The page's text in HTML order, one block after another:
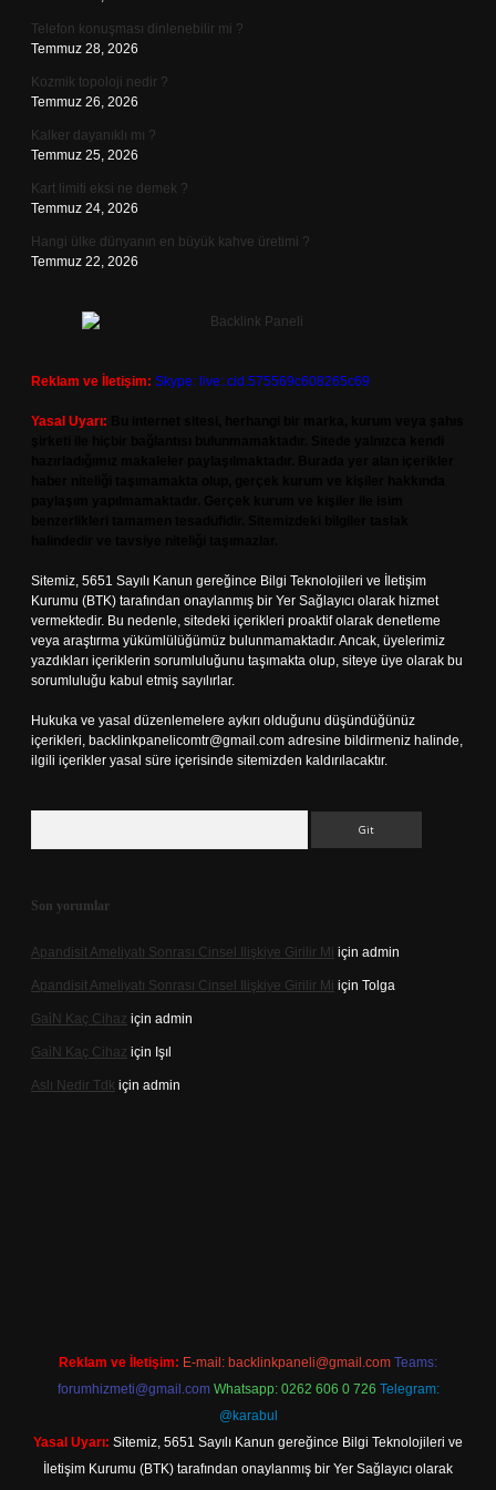
Telefon konuşması dinlenebilir mi ?
Temmuz 28, 2026
Kozmik topoloji nedir ?
Temmuz 26, 2026
Kalker dayanıklı mı ?
Temmuz 25, 2026
Kart limiti eksi ne demek ?
Temmuz 24, 2026
Hangi ülke dünyanın en büyük kahve üretimi ?
Temmuz 22, 2026
Reklam ve İletişim: Skype: live:.cid.575569c608265c69
Yasal Uyarı:
Sitemiz, 5651 Sayılı Kanun gereğince Bilgi Teknolojileri ve İletişim
Kurumu (BTK) tarafından onaylanmış bir Yer Sağlayıcı olarak hizmet
vermektedir. Bu nedenle, sitedeki içerikleri proaktif olarak denetleme
veya araştırma yükümlülüğümüz bulunmamaktadır. Ancak, üyelerimiz
yazdıkları içeriklerin sorumluluğunu taşımakta olup, siteye üye olarak bu
sorumluluğu kabul etmiş sayılırlar.
Hukuka ve yasal düzenlemelere aykırı olduğunu düşündüğünüz
içerikleri, backlinkpanelicomtr@gmail.com adresine bildirmeniz halinde,
ilgili içerikler yasal süre içerisinde sitemizden kaldırılacaktır.
Son yorumlar
Apandisit Ameliyatı Sonrası Cinsel Ilişkiye Girilir Mi için admin
Apandisit Ameliyatı Sonrası Cinsel Ilişkiye Girilir Mi için Tolga
Gai̇N Kaç Cihaz için admin
Gai̇N Kaç Cihaz için Işıl
Aslı Nedir Tdk için admin
Reklam ve İletişim: E-mail: backlinkpaneli@gmail.com Teams:
forumhizmeti@gmail.com Whatsapp: 0262 606 0 726 Telegram:
@karabul
Yasal Uyarı: Sitemiz, 5651 Sayılı Kanun gereğince Bilgi Teknolojileri ve
İletişim Kurumu (BTK) tarafından onaylanmış bir Yer Sağlayıcı olarak